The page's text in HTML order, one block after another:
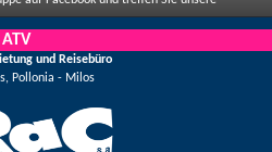
und genießen Sie große Rabatte und
werden.
und Reisebüro
Pollonia - Milos